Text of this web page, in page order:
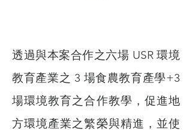
透過與本案合作之六場 USR 環境
教育產業之 3 場食農教育產學+3
場環境教育之合作教學，促進地
方環境產業之繁榮與精進，並使